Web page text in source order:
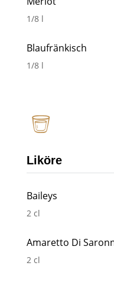
1/8 l
Blaufränkisch
1/8 l
Liköre
Baileys
2 cl
Amaretto Di
2 cl